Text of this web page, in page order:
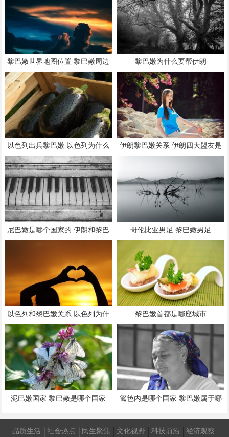
黎巴嫩世界地图位置 黎巴嫩周边
国家地图
黎巴嫩为什么要帮伊朗
以色列出兵黎巴嫩 以色列为什么
打黎巴嫩呢
伊朗黎巴嫩关系 伊朗四大盟友是
谁
尼巴嫩是哪个国家的 伊朗和黎巴
嫩的关系
哥伦比亚男足 黎巴嫩男足
以色列和黎巴嫩关系 以色列为什
么打黎巴嫩
黎巴嫩首都是哪座城市
泥巴嫩国家 黎巴嫩是哪个国家
篱笆内是哪个国家 黎巴嫩属于哪
品质生活 社会热点 民生聚焦 文化视野 科技前沿 经济观察